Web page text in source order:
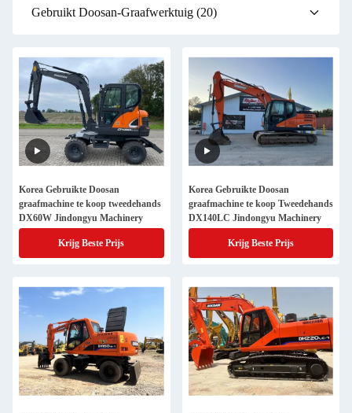
Gebruikt Doosan-Graafwerktuig (20)
Korea Gebruikte Doosan
graafmachine te koop tweedehands
DX60W Jindongyu Machinery
Krijg Beste Prijs
Korea Gebruikte Doosan
graafmachine te koop Tweedehands
DX140LC Jindongyu Machinery
Krijg Beste Prijs